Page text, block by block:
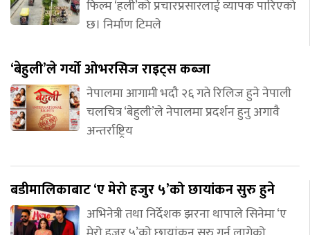
फिल्म ‘हली’को प्रचारप्रसारलाई व्यापक पारिएको
छ। निर्माण टिमले
‘बेहुली’ले गर्यो ओभरसिज राइट्स कब्जा
नेपालमा आगामी भदौ २६ गते रिलिज हुने नेपाली
चलचित्र ‘बेहुली’ले नेपालमा प्रदर्शन हुनु अगावै
अन्तर्राष्ट्रिय
बडीमालिकाबाट ‘ए मेरो हजुर ५’को छायांकन सुरु हुने
अभिनेत्री तथा निर्देशक झरना थापाले सिनेमा ‘ए